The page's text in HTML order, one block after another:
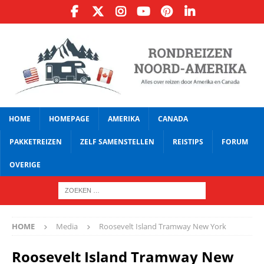
HOME HOMEPAGE AMERIKA CANADA
PAKKETREIZEN ZELF SAMENSTELLEN REISTIPS FORUM
OVERIGE
HOME Media Roosevelt Island Tramway New York
Roosevelt Island Tramway New